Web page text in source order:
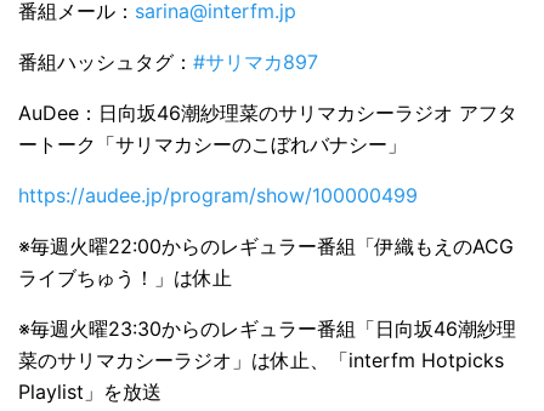
番組メール： sarina@interfm.jp
番組ハッシュタグ： #サリマカ897
AuDee：日向坂46潮紗理菜のサリマカシーラジオ アフタ
ートーク「サリマカシーのこぼれバナシー」
https://audee.jp/program/show/100000499
※毎週火曜22:00からのレギュラー番組「伊織もえのACG
ライブちゅう！」は休止
※毎週火曜23:30からのレギュラー番組「日向坂46潮紗理
菜のサリマカシーラジオ」は休止、「interfm Hotpicks
Playlist」を放送